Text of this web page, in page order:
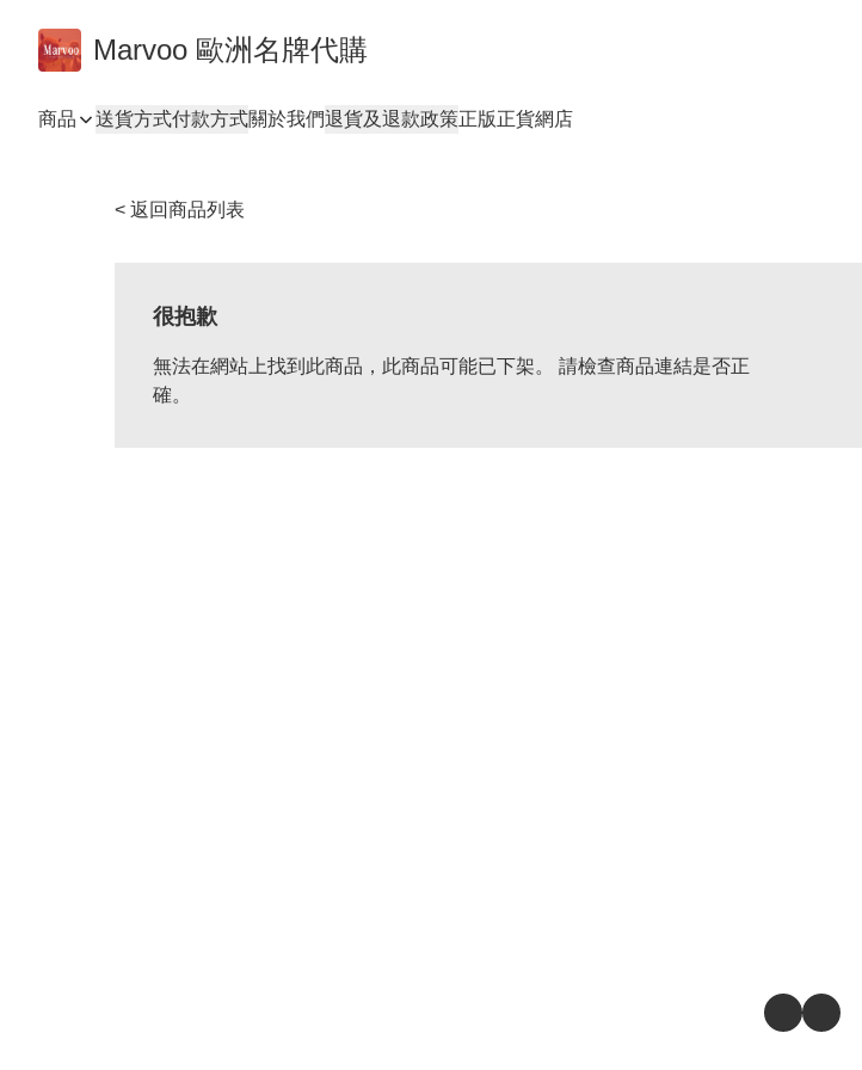
Marvoo 歐洲名牌代購
商品 送貨方式付款方式關於我們退貨及退款政策正版正貨網店
< 返回商品列表
很抱歉
無法在網站上找到此商品，此商品可能已下架。 請檢查商品連結是否正
確。